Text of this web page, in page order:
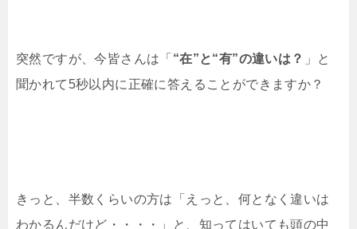
突然ですが、今皆さんは「 “在”と“有”の違いは？ 」と
聞かれて5秒以内に正確に答えることができますか？
きっと、半数くらいの方は「えっと、何となく違いは
わかるんだけど・・・・」と、知ってはいても頭の中